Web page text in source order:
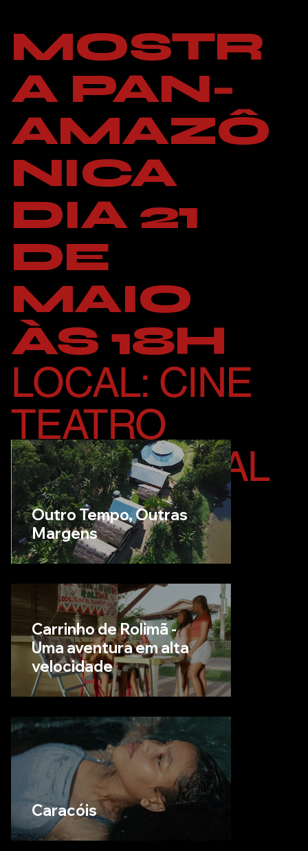
MOSTR
A PAN-
AMAZÔ
NICA
DIA 21
DE
MAIO
ÀS 18H
LOCAL: CINE
TEATRO
TERRITORIAL
Outro Tempo, Outras
Margens
Carrinho de Rolimã -
Uma aventura em alta
velocidade
Caracóis